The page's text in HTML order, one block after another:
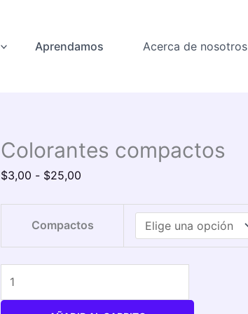
Aprendamos Acerca de nosotros
Colorantes compactos
$3,00 - $25,00
precios:
Compactos
cantidad